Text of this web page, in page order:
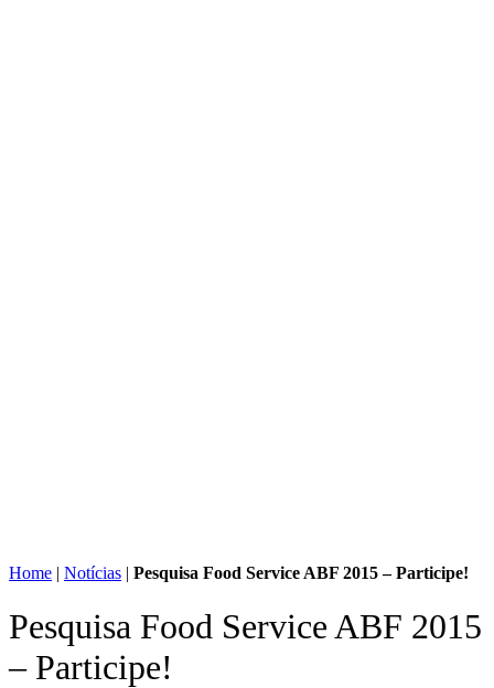
Home | Notícias | Pesquisa Food Service ABF 2015 – Participe!
Pesquisa Food Service ABF 2015
– Participe!